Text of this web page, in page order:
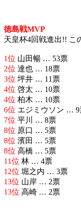
徳島戦MVP
天皇杯4回戦進出!! こ
1位 山田暢 … 53票
2位 達也 … 18票
3位 坪井 … 11票
4位 啓太 … 10票
4位 柏木 … 10票
6位 エジミウソン … 9
7位 平川 … 8票
8位 原口 … 5票
8位 濱田 … 5票
8位 高橋 … 5票
11位 林 … 4票
12位 堀之内 … 3票
13位 山岸 … 2票
13位 高崎 … 2票